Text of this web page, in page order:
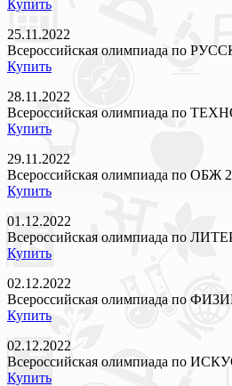
Купить
25.11.2022
Всероссийская олимпиада по
Купить
28.11.2022
Всероссийская олимпиада по
Купить
29.11.2022
Всероссийская олимпиада по ОБЖ
Купить
01.12.2022
Всероссийская олимпиада по
Купить
02.12.2022
Всероссийская олимпиада по
Купить
02.12.2022
Всероссийская олимпиада по
Купить